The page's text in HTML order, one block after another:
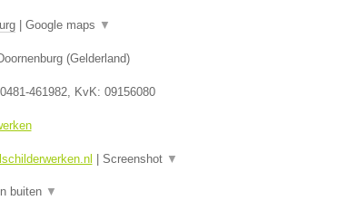
| Google maps ▼
(Gelderland)
0481-461982, KvK: 09156080
Screenshot ▼
buiten ▼